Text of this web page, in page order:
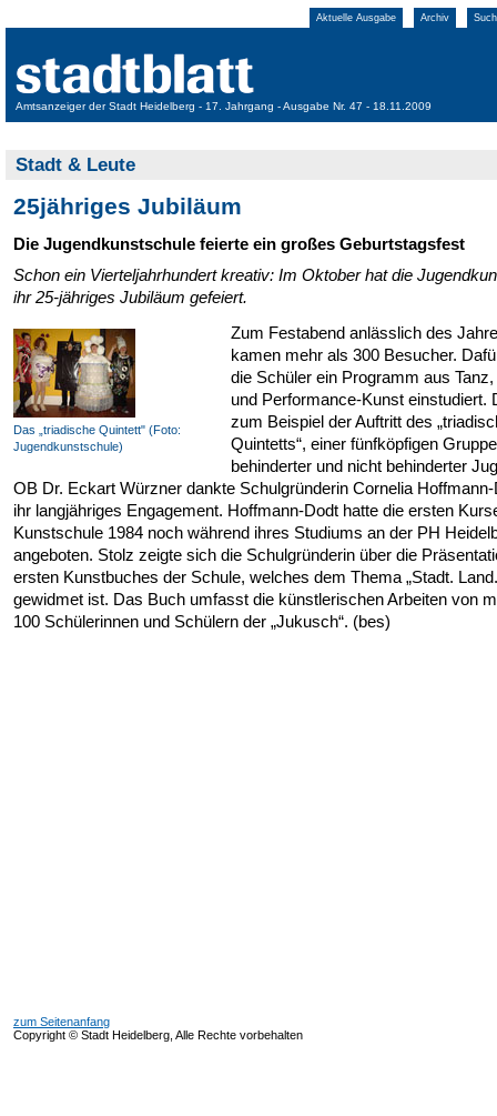
Aktuelle Ausgabe Archiv
Amtsanzeiger der Stadt Heidelberg - 17. Jahrgang - Ausgabe Nr. 47 - 18.11.2009
Stadt & Leute
25jähriges Jubiläum
Die Jugendkunstschule feierte ein großes Geburtstagsfest
Schon ein Vierteljahrhundert kreativ: Im Oktober hat die
ihr 25-jähriges Jubiläum gefeiert.
Das „triadische Quintett" (Foto:
Jugendkunstschule)
Zum Festabend anlässlich des
kamen mehr als 300 Besucher.
die Schüler ein Programm aus
und Performance-Kunst einstudiert.
zum Beispiel der Auftritt des
Quintetts“, einer fünfköpfigen
behinderter und nicht behinderter
OB Dr. Eckart Würzner dankte Schulgründerin Cornelia
ihr langjähriges Engagement. Hoffmann-Dodt hatte die ersten
Kunstschule 1984 noch während ihres Studiums an der PH
angeboten. Stolz zeigte sich die Schulgründerin über die
ersten Kunstbuches der Schule, welches dem Thema „Stadt.
gewidmet ist. Das Buch umfasst die künstlerischen Arbeiten von
100 Schülerinnen und Schülern der „Jukusch“. (bes)
zum Seitenanfang
Copyright © Stadt Heidelberg, Alle Rechte vorbehalten